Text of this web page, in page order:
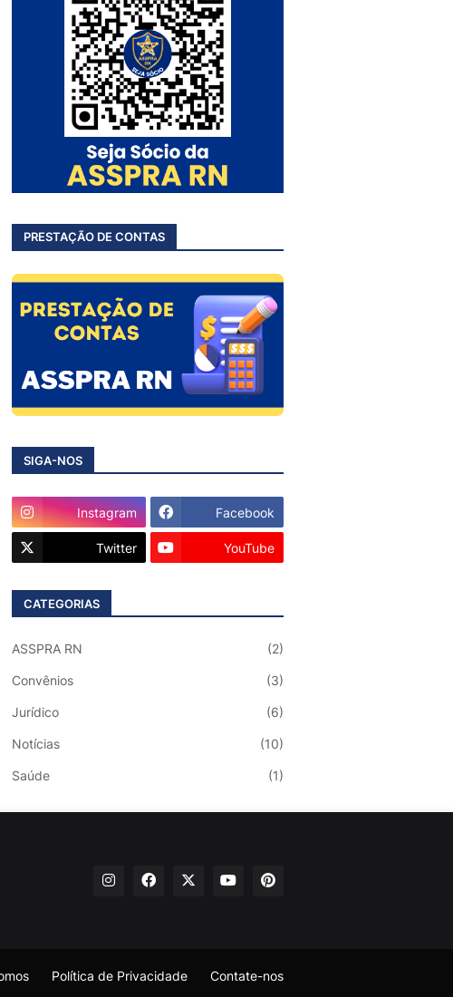
PRESTAÇÃO DE CONTAS
SIGA-NOS
Instagram Facebook
Twitter YouTube
CATEGORIAS
ASSPRA RN (2)
Convênios (3)
Jurídico (6)
Notícias (10)
Saúde (1)
Política de Privacidade Contate-nos